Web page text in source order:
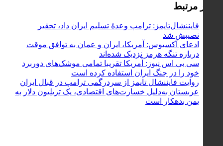
اخبار مرتبط
فایننشال‌تایمز: ترامپ وعدۀ تسلیم ایران داد، تحقیر
نصیبش شد
ادعای آکسیوس: آمریکا، ایران و عمان به توافق موقت
درباره تنگه هرمز نزدیک شده‌اند
سی بی اس نیوز: آمریکا تقریبا تمامی موشک‌های دوربرد
خود را در جنگ ایران استفاده کرده است
روایت فایننشال تایمز از سردرگمی ترامپ در قبال ایران
عربستان به‌دلیل خسارت‌های اقتصادی، یک تریلیون دلار به
یمن بدهکار است